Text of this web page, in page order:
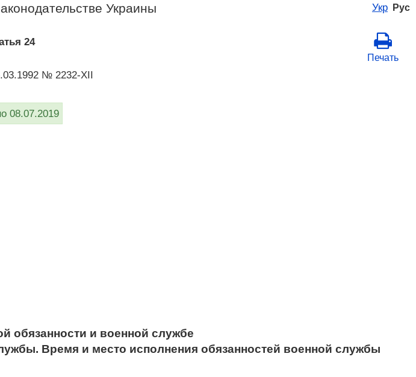
Укр Рус
Украины
24
Печать
№ 2232-XII
08.07.2019
обязанности и военной службе
Время и место исполнения обязанностей военной службы